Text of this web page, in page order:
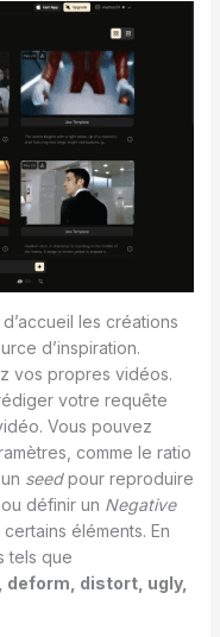
les créations
d’inspiration.
vos propres vidéos.
votre requête
Vous pouvez
comme le ratio
seedpour reproduire
définir un Negative
éléments. En
tels que
distort, ugly,